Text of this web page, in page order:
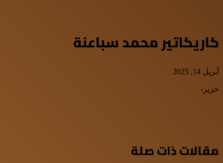
كاريكاتير محمد سباعنة
أبريل 14, 2025
حرير-
مقالات ذات صلة